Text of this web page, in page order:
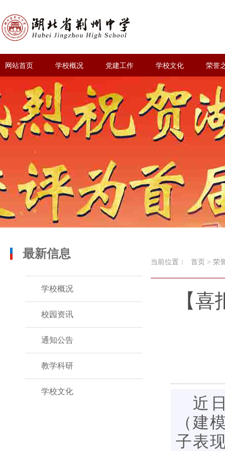
网站首页 学校概况 党建工作 学校文化 荣誉
最新信息
学校概况
校园资讯
通知公告
教学科研
学校文化
当前位置： 首页 > 荣
【
近
（建
子表